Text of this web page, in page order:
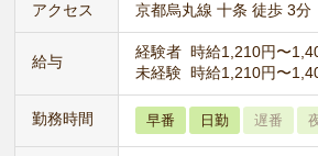
アクセス 京都烏丸線 十条 徒歩 3分
給与
経験者 時給1,210円〜
未経験 時給1,210円〜
勤務時間 早番 日勤 遅番